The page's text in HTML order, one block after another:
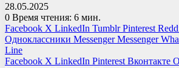
28.05.2025
0 Время чтения: 6 мин.
Facebook X LinkedIn Tumblr Pinterest
Одноклассники Messenger Messenger
Line
Facebook X LinkedIn Pinterest Вконтакте